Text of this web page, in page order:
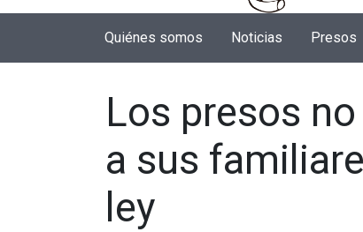
Quiénes somos Noticias Presos
Los presos
a sus
ley